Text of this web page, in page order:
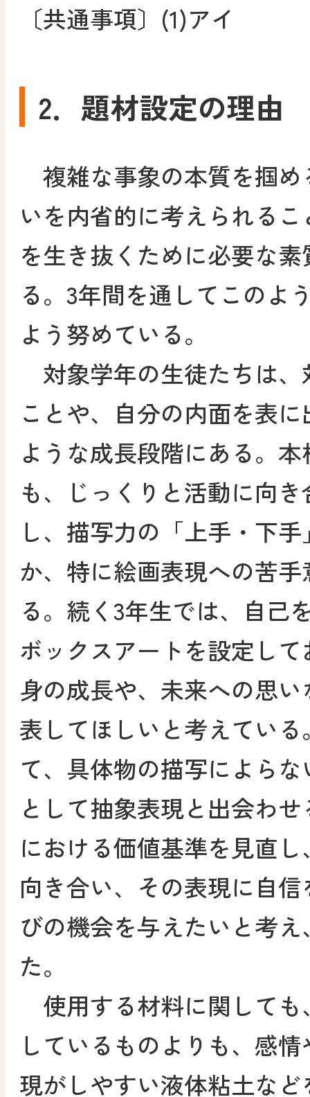
〔共通事項〕(1)アイ
2．題材設定の理由
複雑な事象の本質を掴め
いを内省的に考えられる
を生き抜くために必要な
る。3年間を通してこのよ
よう努めている。
対象学年の生徒たちは、
ことや、自分の内面を表
ような成長段階にある。
も、じっくりと活動に向
し、描写力の「上手・下
か、特に絵画表現への苦
る。続く3年生では、自己
ボックスアートを設定し
身の成長や、未来への思
表してほしいと考えてい
て、具体物の描写によら
として抽象表現と出会わ
における価値基準を見直
向き合い、その表現に自
びの機会を与えたいと考
た。
使用する材料に関しても
しているものよりも、感
現がしやすい液体粘土な